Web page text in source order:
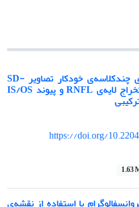
یک روش کارآمد برای طبقه‌بندی چندکلاسه‌ی خودکار تصاویر SD-
OCT چشم انسان بر پایه‌ی استخراج لایه‌ی RNFL و پیوند IS/OS
https://doi.org/
1.63